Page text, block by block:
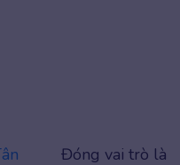
Đóng vai trò là